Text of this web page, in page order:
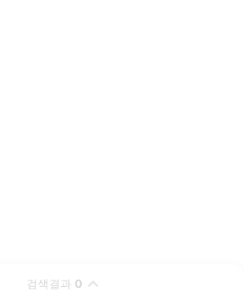
검색결과 0